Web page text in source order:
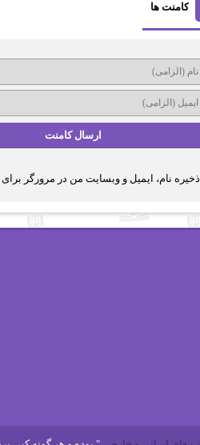
کامنت ها
ذخیره نام، ایمیل و وبسایت من در مرورگر